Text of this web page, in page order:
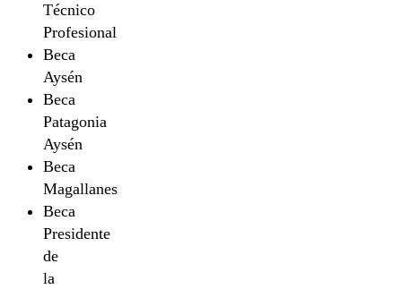
Técnico
Profesional
Beca
Aysén
Beca
Patagonia
Aysén
Beca
Magallanes
Beca
Presidente
de
la